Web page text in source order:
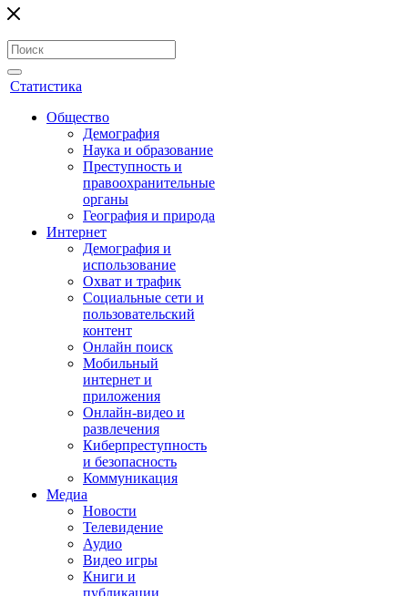
Статистика
Общество
Демография
Наука и образование
Преступность и
правоохранительные
органы
География и природа
Интернет
Демография и
использование
Охват и трафик
Социальные сети и
пользовательский
контент
Онлайн поиск
Мобильный
интернет и
приложения
Онлайн-видео и
развлечения
Киберпреступность
и безопасность
Коммуникация
Медиа
Новости
Телевидение
Аудио
Видео игры
Книги и
публикации